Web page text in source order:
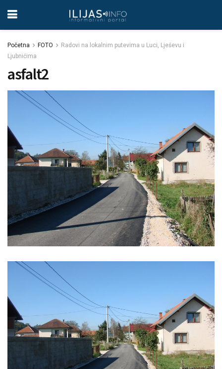
Početna FOTO
Radovi na lokalnim putevima u Luci, Lješevu i
Ljubnićima
asfalt2